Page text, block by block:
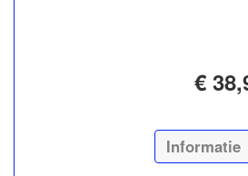
€
Informatie